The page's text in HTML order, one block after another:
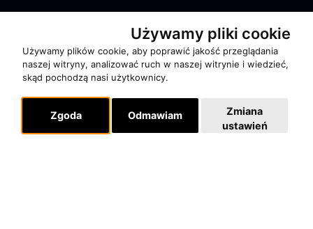
Używamy pliki cookie
Używamy plików cookie, aby poprawić jakość przeglądania
naszej witryny, analizować ruch w naszej witrynie i wiedzieć,
skąd pochodzą nasi użytkownicy.
Zgoda Odmawiam
Zmiana
ustawień
O zespole
MUZYKA I NUTY
NAGRODY
Pomoc